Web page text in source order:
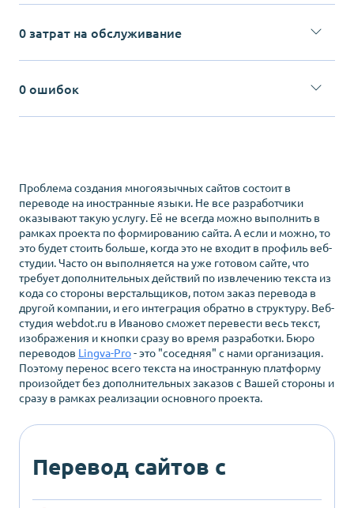
руководством менеджера.
актуальные требования поисковиков и мы сразу
0 затрат на обслуживание
Обслуживание требуется, когда сайт сделан с ошибками.
окупаемость и увеличивает расходы.
Мы понимаем, что это
сайт с ошибками.
0 ошибок
Невозможно работать без ошибок.А вот не отдавать
Проблема создания многоязычных сайтов состоит в
переводе на иностранные языки. Не все разработчики
оказывают такую услугу. Её не всегда можно выполнить в
рамках проекта по формированию сайта. А если и можно, то
это будет стоить больше, когда это не входит в профиль веб-
студии. Часто он выполняется на уже готовом сайте, что
требует дополнительных действий по извлечению текста из
кода со стороны верстальщиков, потом заказ перевода в
другой компании, и его интеграция обратно в структуру. Веб-
студия webdot.ru в Ивановосможет перевести весь текст,
изображения и кнопки сразу во время разработки. Бюро
переводов Lingva-Pro- это "соседняя" с нами организация.
Поэтому перенос всего текста на иностранную платформу
произойдет без дополнительных заказов с Вашей стороны и
сразу в рамках реализации основного проекта.
Перевод сайтов c